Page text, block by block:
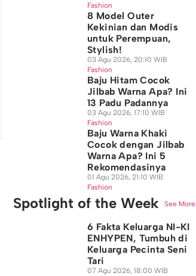
Fashion
8 Model Outer
Kekinian dan Modis
untuk Perempuan,
Stylish!
03 Agu 2026, 20:10 WIB
Fashion
Baju Hitam Cocok
Jilbab Warna Apa? Ini
13 Padu Padannya
03 Agu 2026, 17:10 WIB
Fashion
Baju Warna Khaki
Cocok dengan Jilbab
Warna Apa? Ini 5
Rekomendasinya
01 Agu 2026, 21:10 WIB
Fashion
Spotlight of the Week See More
6 Fakta Keluarga NI-KI
ENHYPEN, Tumbuh di
Keluarga Pecinta Seni
Tari
07 Agu 2026, 18:00 WIB